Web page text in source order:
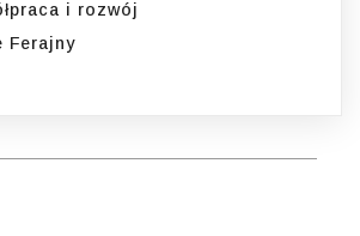
i rozwój
Ferajny